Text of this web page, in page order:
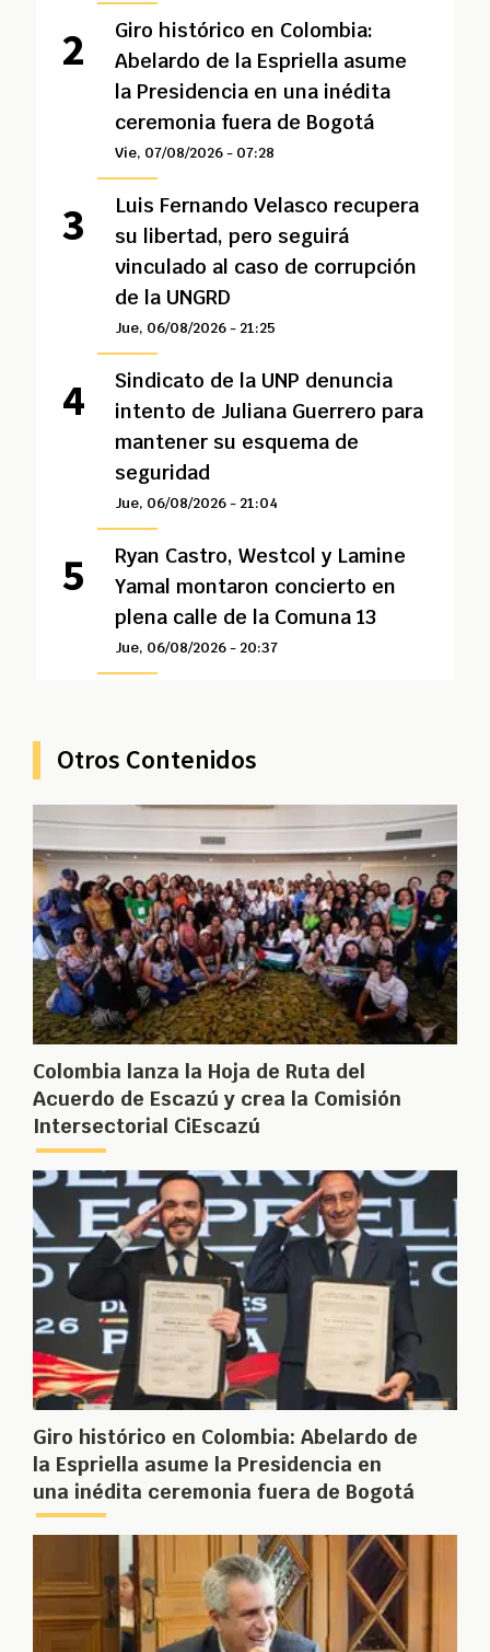
Giro histórico en Colombia:
Abelardo de la Espriella asume
la Presidencia en una inédita
ceremonia fuera de Bogotá
Vie, 07/08/2026 - 07:28
Luis Fernando Velasco recupera
su libertad, pero seguirá
vinculado al caso de corrupción
de la UNGRD
Jue, 06/08/2026 - 21:25
Sindicato de la UNP denuncia
intento de Juliana Guerrero para
mantener su esquema de
seguridad
Jue, 06/08/2026 - 21:04
Ryan Castro, Westcol y Lamine
Yamal montaron concierto en
plena calle de la Comuna 13
Jue, 06/08/2026 - 20:37
Otros Contenidos
Colombia lanza la Hoja de Ruta del
Acuerdo de Escazú y crea la Comisión
Intersectorial CiEscazú
Giro histórico en Colombia: Abelardo de
la Espriella asume la Presidencia en
una inédita ceremonia fuera de Bogotá